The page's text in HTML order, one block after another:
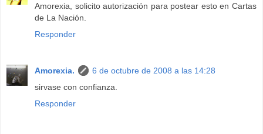
Amorexia, solicito autorización para postear esto en Cartas
de La Nación.
Responder
Amorexia.
6 de octubre de 2008 a las 14:28
sirvase con confianza.
Responder